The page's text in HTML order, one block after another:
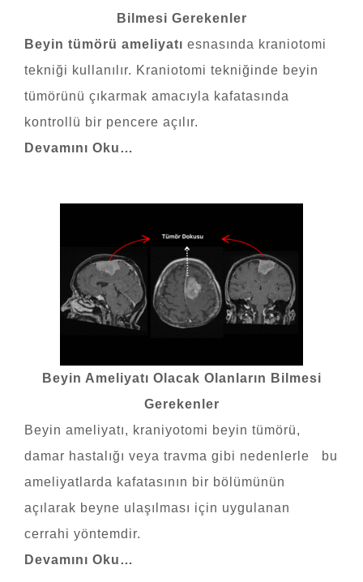
Bilmesi Gerekenler
Beyin tümörü ameliyatı esnasında kraniotomi
tekniği kullanılır. Kraniotomi tekniğinde beyin
tümörünü çıkarmak amacıyla kafatasında
kontrollü bir pencere açılır.
Devamını Oku…
Beyin Ameliyatı Olacak Olanların Bilmesi
Gerekenler
Beyin ameliyatı, kraniyotomi beyin tümörü,
damar hastalığı veya travma gibi nedenlerle bu
ameliyatlarda kafatasının bir bölümünün
açılarak beyne ulaşılması için uygulanan
cerrahi yöntemdir.
Devamını Oku…